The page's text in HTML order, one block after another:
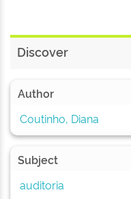
Discover
Author
Coutinho, Diana
Subject
auditoria